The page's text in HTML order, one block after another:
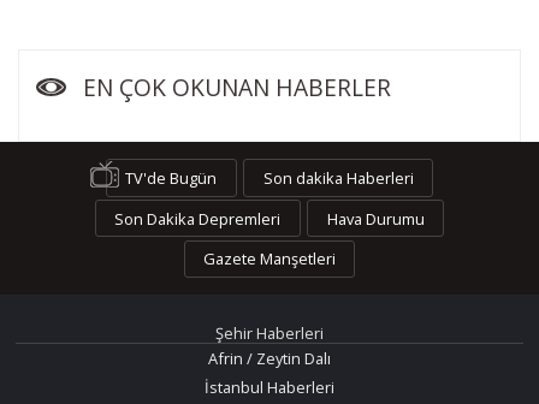
EN ÇOK OKUNAN HABERLER
TV'de Bugün
Son dakika Haberleri
Son Dakika Depremleri
Hava Durumu
Gazete Manşetleri
Şehir Haberleri
Afrin / Zeytin Dalı
İstanbul Haberleri